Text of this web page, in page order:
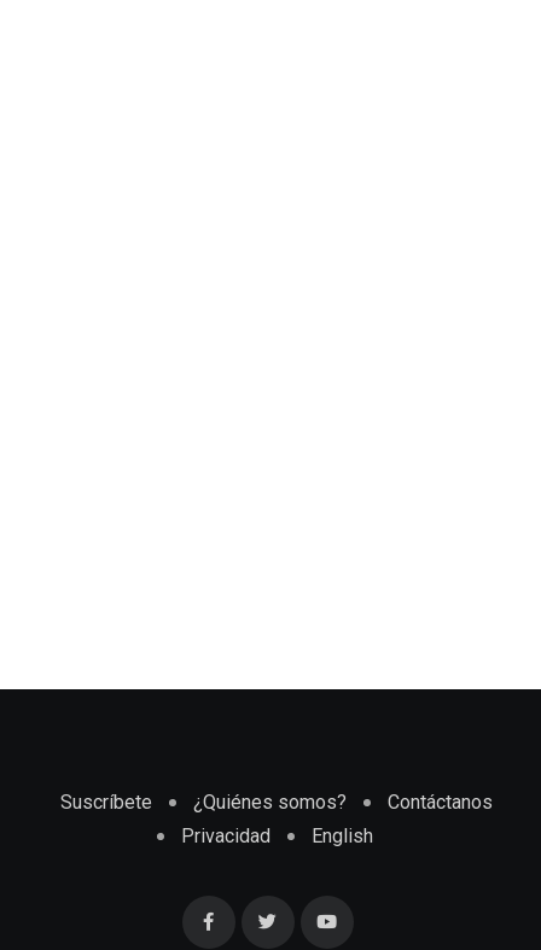
Suscríbete ¿Quiénes somos?
Contáctanos
Privacidad
English